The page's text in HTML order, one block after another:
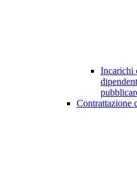
Incarichi
Contrattazione